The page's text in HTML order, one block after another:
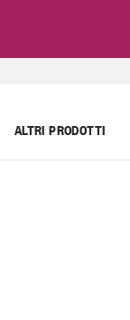
ALTRI PRODOTTI